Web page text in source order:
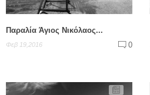
Παραλία Άγιος Νικόλαος...
Φεβ 19,2016 0